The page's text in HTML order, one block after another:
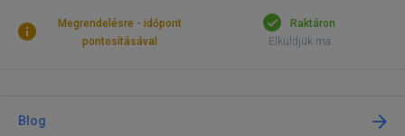
Megrendelésre - időpont
pontosításával
Raktáron
Elküldjük ma
Blog